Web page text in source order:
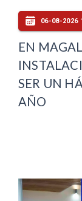
06-08-2026
EN
SER UN
AÑO